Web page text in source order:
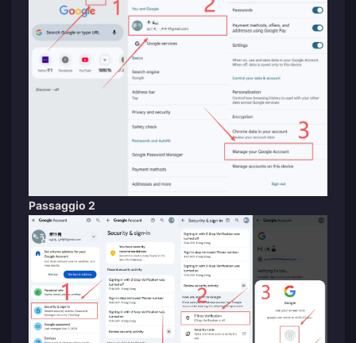
Passaggio 2